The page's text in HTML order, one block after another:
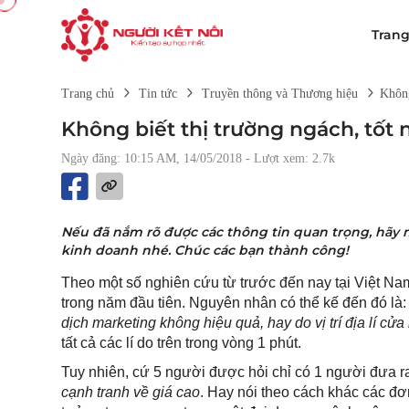
Trang chủ Tin tức Truyền thông và Thương hiệu
Không biết thị trường ngách, tốt
Ngày đăng: 10:15 AM, 14/05/2018 - Lượt xem: 2.7k
Nếu đã nắm rõ được các thông tin quan trọng,
kinh doanh nhé. Chúc các bạn thành công!
Theo một số nghiên cứu từ trước đến nay tại Việt
trong năm đầu tiên. Nguyên nhân có thể kế đến đó là:
dịch marketing không hiệu quả, hay do vị trí địa lí
tất cả các lí do trên trong vòng 1 phút.
Tuy nhiên, cứ 5 người được hỏi chỉ có 1 người đưa
cạnh tranh về giá cao. Hay nói theo cách khác các